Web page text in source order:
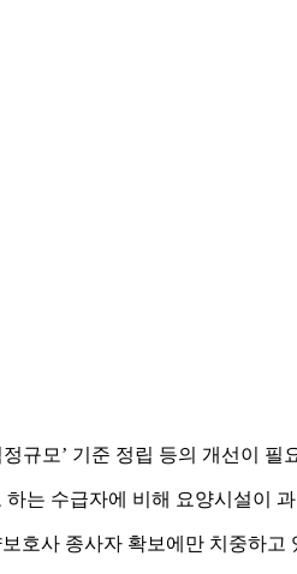
규모’ 기준 정립 등의 개선이 필
는 수급자에 비해 요양시설이
호사 종사자 확보에만 치중하고